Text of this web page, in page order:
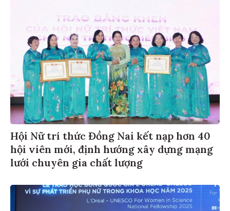
Hội Nữ trí thức Đồng Nai kết nạp hơn 40
hội viên mới, định hướng xây dựng mạng
lưới chuyên gia chất lượng